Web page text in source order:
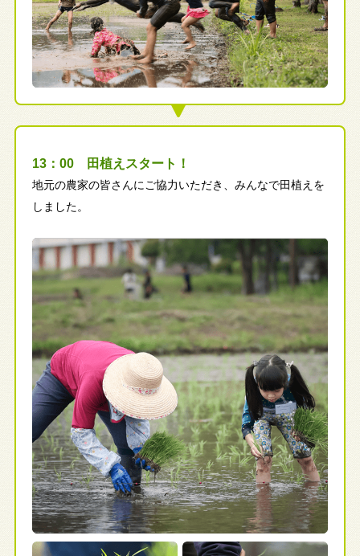
13：00 田植えスタート！
地元の農家の皆さんにご協力いただき、みんなで田植えを
しました。